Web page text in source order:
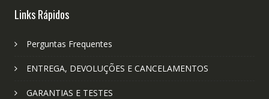
Links Rápidos
Perguntas Frequentes
ENTREGA, DEVOLUÇÕES E CANCELAMENTOS
GARANTIAS E TESTES